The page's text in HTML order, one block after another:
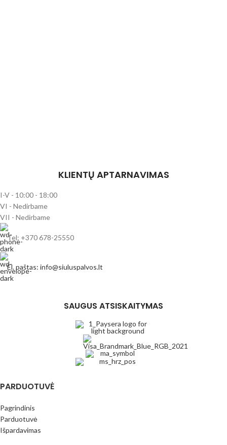
KLIENTŲ APTARNAVIMAS
I-V - 10:00 - 18:00
VI - Nedirbame
VII - Nedirbame
Tel: +370 678-25550
El. paštas: info@siuluspalvos.lt
SAUGUS ATSISKAITYMAS
PARDUOTUVĖ
Pagrindinis
Parduotuvė
Išpardavimas